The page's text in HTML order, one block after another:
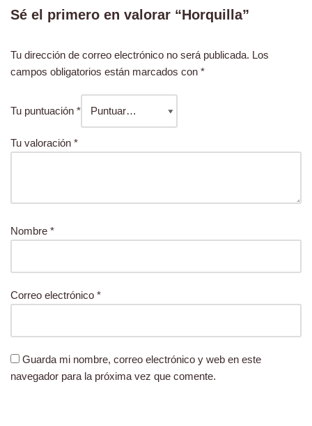
Sé el primero en valorar “Horquilla”
Tu dirección de correo electrónico no será publicada. Los
campos obligatorios están marcados con *
Tu puntuación *
Tu valoración *
Nombre *
Correo electrónico *
Guarda mi nombre, correo electrónico y web en este
navegador para la próxima vez que comente.